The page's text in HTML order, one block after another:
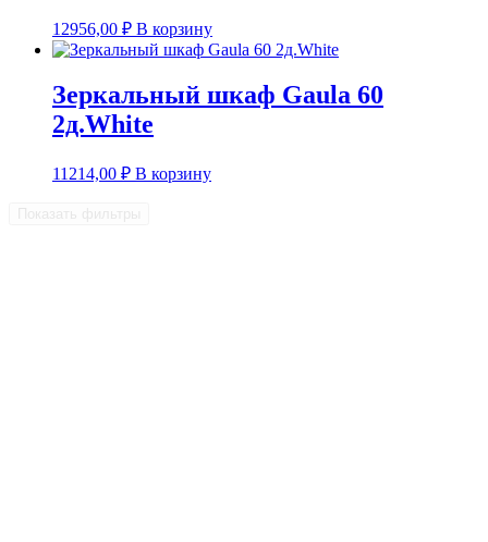
12956,00 ₽ В корзину
Зеркальный шкаф Gaula 60
2д.White
11214,00 ₽ В корзину